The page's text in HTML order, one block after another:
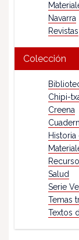
Navarra
Revistas
Colección
Chipi-
Creena
Historia
Salud
Serie
Temas
Textos